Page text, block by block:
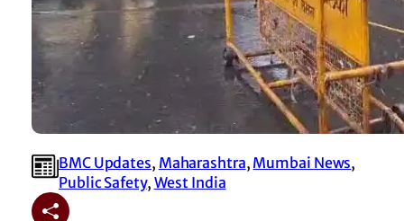
BMC Updates, Maharashtra, Mumbai News
Public Safety, West India